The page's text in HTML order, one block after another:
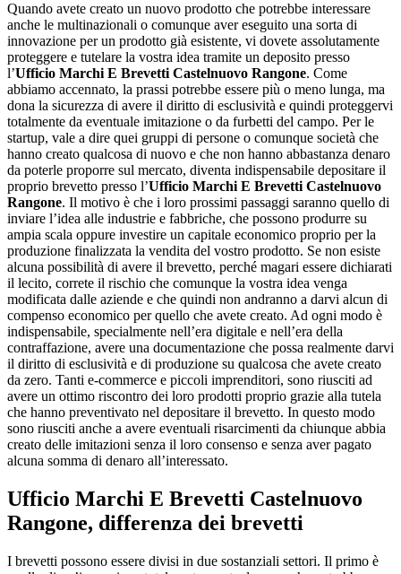
Quando avete creato un nuovo prodotto che potrebbe interessare
anche le multinazionali o comunque aver eseguito una sorta di
innovazione per un prodotto già esistente, vi dovete assolutamente
proteggere e tutelare la vostra idea tramite un deposito presso
l’Ufficio Marchi E Brevetti Castelnuovo Rangone. Come
abbiamo accennato, la prassi potrebbe essere più o meno lunga, ma
dona la sicurezza di avere il diritto di esclusività e quindi proteggervi
totalmente da eventuale imitazione o da furbetti del campo. Per le
startup, vale a dire quei gruppi di persone o comunque società che
hanno creato qualcosa di nuovo e che non hanno abbastanza denaro
da poterle proporre sul mercato, diventa indispensabile depositare il
proprio brevetto presso l’Ufficio Marchi E Brevetti Castelnuovo
Rangone. Il motivo è che i loro prossimi passaggi saranno quello di
inviare l’idea alle industrie e fabbriche, che possono produrre su
ampia scala oppure investire un capitale economico proprio per la
produzione finalizzata la vendita del vostro prodotto. Se non esiste
alcuna possibilità di avere il brevetto, perché magari essere dichiarati
il lecito, correte il rischio che comunque la vostra idea venga
modificata dalle aziende e che quindi non andranno a darvi alcun di
compenso economico per quello che avete creato. Ad ogni modo è
indispensabile, specialmente nell’era digitale e nell’era della
contraffazione, avere una documentazione che possa realmente darvi
il diritto di esclusività e di produzione su qualcosa che avete creato
da zero. Tanti e-commerce e piccoli imprenditori, sono riusciti ad
avere un ottimo riscontro dei loro prodotti proprio grazie alla tutela
che hanno preventivato nel depositare il brevetto. In questo modo
sono riusciti anche a avere eventuali risarcimenti da chiunque abbia
creato delle imitazioni senza il loro consenso e senza aver pagato
alcuna somma di denaro all’interessato.
Ufficio Marchi E Brevetti Castelnuovo
Rangone, differenza dei brevetti
I brevetti possono essere divisi in due sostanziali settori. Il primo è